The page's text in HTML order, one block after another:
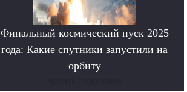
Финальный космический пуск 2025
года: Какие спутники запустили на
орбиту